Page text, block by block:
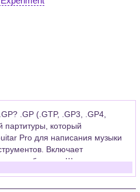
.GP (.GTP, .GP3, .GP4,
партитуры, который
Pro для написания музыки
Включает
гитары, банджо. Широко
которые затем